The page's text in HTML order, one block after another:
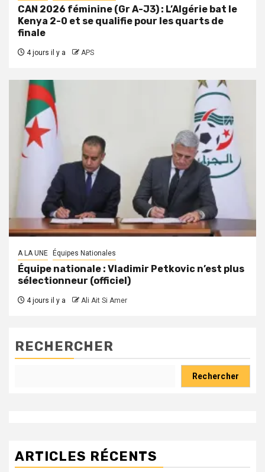
CAN 2026 féminine (Gr A-J3) : L’Algérie bat le
Kenya 2-0 et se qualifie pour les quarts de
finale
4 jours il y a APS
A LA UNE Équipes Nationales
Équipe nationale : Vladimir Petkovic n’est plus
sélectionneur (officiel)
4 jours il y a Ali Ait Si Amer
RECHERCHER
Rechercher
ARTICLES RÉCENTS